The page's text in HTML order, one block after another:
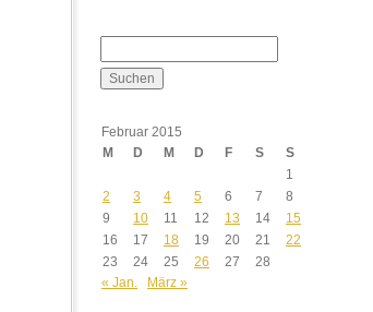
Februar 2015
M
D M D F S
S
1
2
3 4 5 6 7
8
9
10 11 12 13 14
15
16
17 18 19 20 21
22
23
24 25 26 27
28
« Jan.
März »